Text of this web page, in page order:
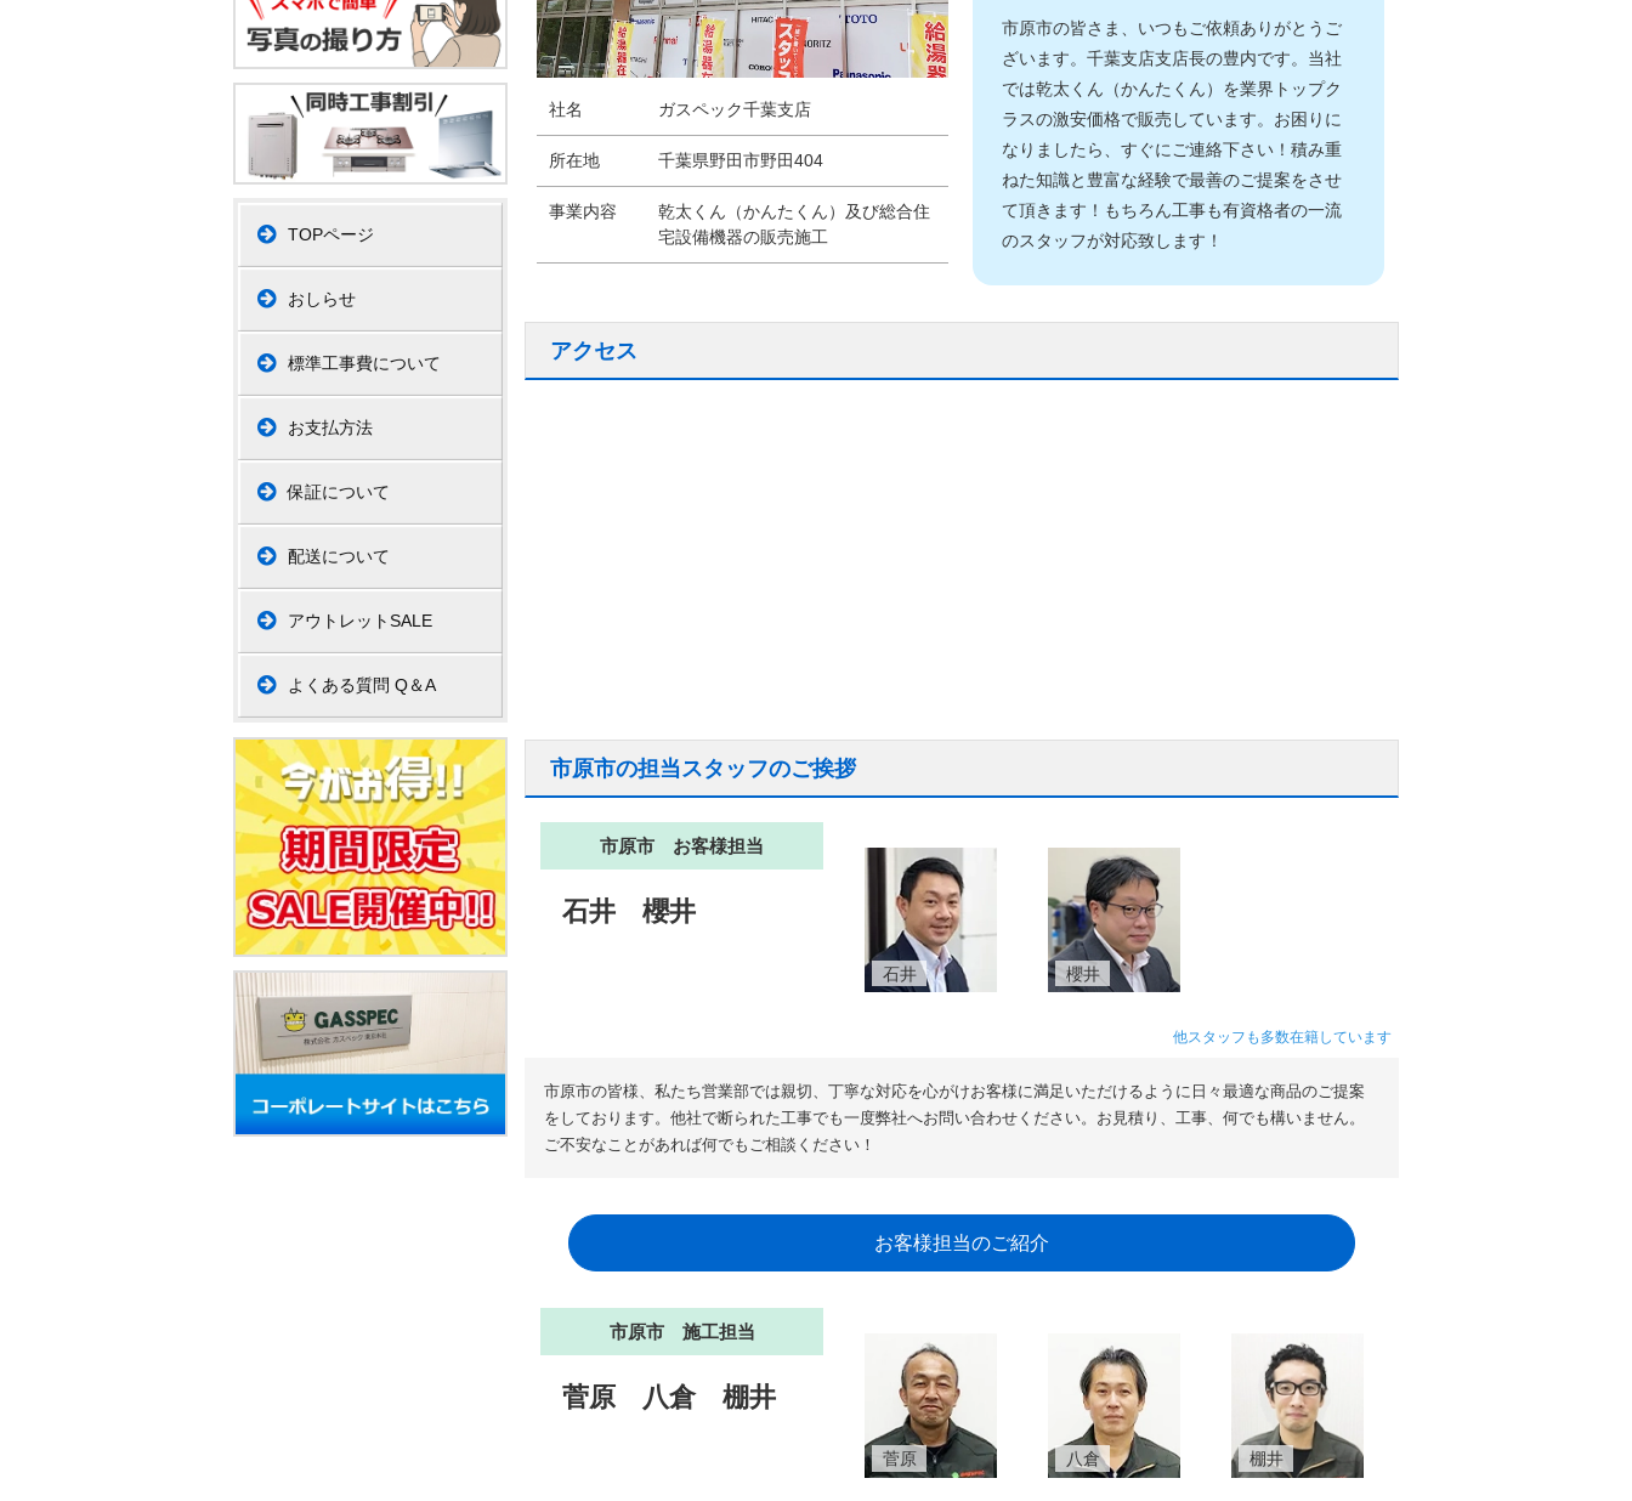
TOPページ
おしらせ
標準工事費について
お支払方法
保証について
配送について
アウトレットSALE
よくある質問 Q＆A
社名 ガスペック千葉支店
所在地 千葉県野田市野田404
事業内容
乾太くん（かんたくん）及び総合住
宅設備機器の販売施工
市原市の皆さま、いつもご依頼ありがとうご
ざいます。千葉支店支店長の豊内です。当社
では乾太くん（かんたくん）を業界トップク
ラスの激安価格で販売しています。お困りに
なりましたら、すぐにご連絡下さい！積み重
ねた知識と豊富な経験で最善のご提案をさせ
て頂きます！もちろん工事も有資格者の一流
のスタッフが対応致します！
アクセス
市原市の担当スタッフのご挨拶
市原市 お客様担当
石井 櫻井
石井 櫻井
他スタッフも多数在籍しています
市原市の皆様、私たち営業部では親切、丁寧な対応を心がけお客様に満足いただけるように日々最適な商品のご提案
をしております。他社で断られた工事でも一度弊社へお問い合わせください。お見積り、工事、何でも構いません。
ご不安なことがあれば何でもご相談ください！
お客様担当のご紹介
市原市 施工担当
菅原 八倉 棚井
菅原 八倉 棚井